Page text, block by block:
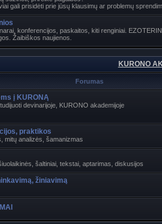
gali prisidėti prie jūsų klausimų ar problemų
konferencijos, paskaitos, kiti renginiai.
Žaibiškos naujienos.
KURONO
Forumas
į KURONĄ
devinarijoje, KURONO akademijoje
praktikos
mitų analizės, šamanizmas
šaltiniai, tekstai, aptarimas, diskusijos
žiniavimą